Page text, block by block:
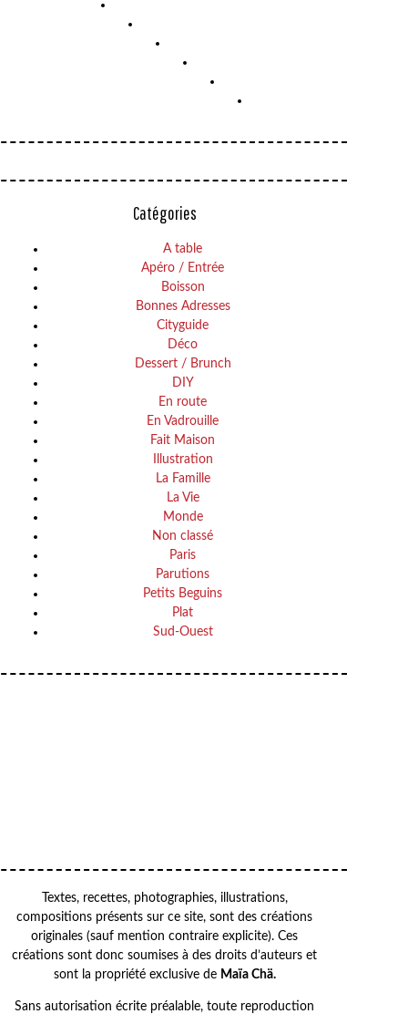
Catégories
A table
Apéro / Entrée
Boisson
Bonnes Adresses
Cityguide
Déco
Dessert / Brunch
DIY
En route
En Vadrouille
Fait Maison
Illustration
La Famille
La Vie
Monde
Non classé
Paris
Parutions
Petits Beguins
Plat
Sud-Ouest
Textes, recettes, photographies, illustrations,
compositions présents sur ce site, sont des créations
originales (sauf mention contraire explicite). Ces
créations sont donc soumises à des droits d’auteurs et
sont la propriété exclusive de Maïa Chä.
Sans autorisation écrite préalable, toute reproduction